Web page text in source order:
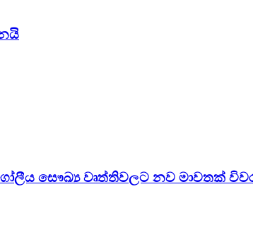
ගෝලීය සෞඛ්‍ය වෘත්තිවලට නව මාවතක්